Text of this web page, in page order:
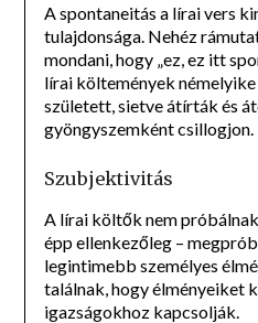
A spontaneitás a lírai vers
tulajdonsága. Nehéz
mondani, hogy „ez, ez itt
lírai költemények
született, sietve átírták és
gyöngyszemként csillogjon.
Szubjektivitás
A lírai költők nem
épp ellenkezőleg –
legintimebb személyes
találnak, hogy élményeiket
igazságokhoz kapcsolják.